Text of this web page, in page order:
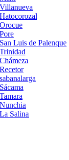
Luis de Palenque
Salina